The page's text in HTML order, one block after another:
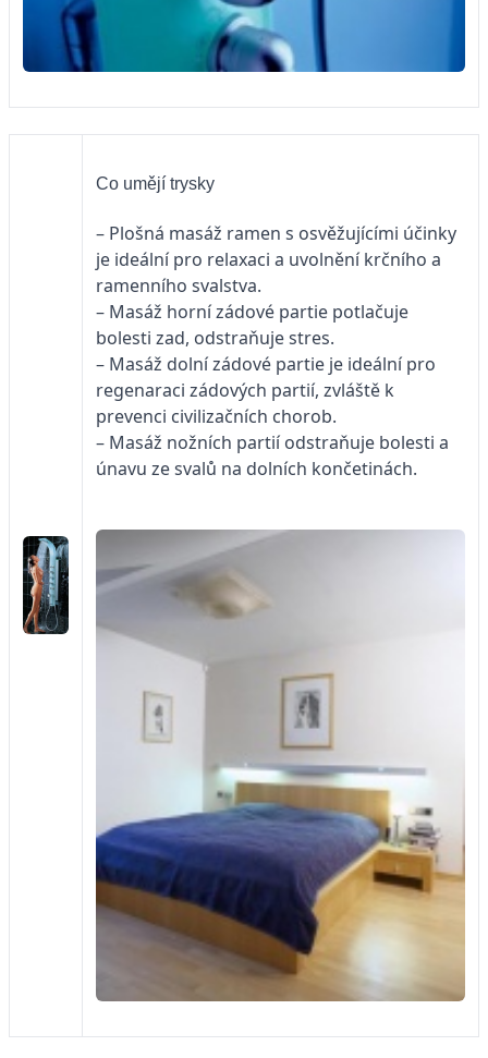
Co umějí trysky
– Plošná masáž ramen s osvěžujícími účinky
je ideální pro relaxaci a uvolnění krčního a
ramenního svalstva.
– Masáž horní zádové partie potlačuje
bolesti zad, odstraňuje stres.
– Masáž dolní zádové partie je ideální pro
regenaraci zádových partií, zvláště k
prevenci civilizačních chorob.
– Masáž nožních partií odstraňuje bolesti a
únavu ze svalů na dolních končetinách.